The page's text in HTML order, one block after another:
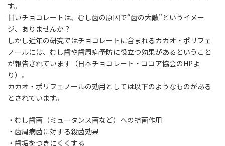
す。
甘いチョコレートは、むし歯の原因で“歯の大敵”というイメー
ジ、ありませんか？
しかし近年の研究ではチョコレートに含まれるカカオ・ポリフェ
ノールには、むし歯や歯周病予防に役立つ効果があるということ
が報告されています（日本チョコレート・ココア協会のHPよ
り）。
カカオ・ポリフェノールの効用としては以下のようなものがある
とされています。
・むし歯菌（ミュータンス菌など）への抗菌作用
・歯周病菌に対する殺菌効果
・歯垢をつきにくくする